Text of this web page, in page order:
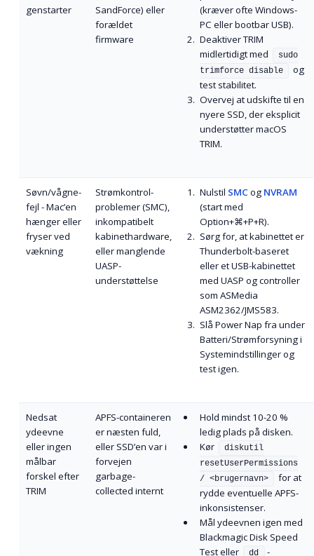
genstarter
SandForce) eller
forældet
firmware
(kræver ofte Windows-
PC eller bootbar USB).
Deaktiver TRIM
midlertidigt med
sudo
trimforce disable
og
test stabilitet.
Overvej at udskifte til en
nyere SSD, der eksplicit
understøtter macOS
TRIM.
Søvn/vågne-
fejl - Mac’en
hænger eller
fryser ved
vækning
Strømkontrol­
problemer (SMC),
inkompatibelt
kabinethardware,
eller manglende
UASP-
understøttelse
Nulstil SMCog NVRAM
(start med
Option+⌘+P+R).
Sørg for, at kabinettet er
Thunderbolt-baseret
eller et USB-kabinettet
med UASP og controller
som ASMedia
ASM2362/JMS583.
Slå Power Nap fra under
Batteri/Strømforsyning i
Systemindstillinger og
test igen.
Nedsat
ydeevne
eller ingen
målbar
forskel efter
TRIM
APFS-containeren
er næsten fuld,
eller SSD’en var i
forvejen
garbage-
collected internt
Hold mindst 10-20 %
ledig plads på disken.
Kør
diskutil
resetUserPermissions
/ <brugernavn>
for at
rydde eventuelle APFS-
inkonsistenser.
Mål ydeevnen igen med
Blackmagic Disk Speed
Test eller
dd
-